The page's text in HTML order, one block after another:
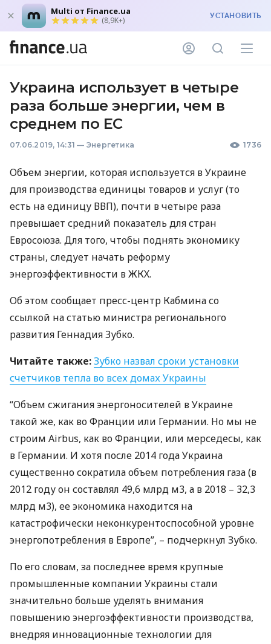
Multi от Finance.ua
(8,9K+) УСТАНОВИТЬ
Украина использует в четыре
раза больше энергии, чем в
среднем по ЕС
07.06.2019, 14:31 — Энергетика 1736
Объем энергии, которая используется в Украине
для производства единицы товаров и услуг (то
есть на единицу ВВП), почти в четыре раза
превышает средний показатель для стран
Евросоюза. Для того, чтобы поднять экономику
страны, следует начать реформу
энергоэффективности вЖКХ.
Об этом сообщает пресс-центр Кабмина со
ссылкой на статью министра регионального
развития Геннадия Зубко.
Читайте также:Зубко назвал сроки установки
счетчиков тепла во всех домах Украины
“Объем сжигания энергоносителей в Украине
такой же, как во Франции или Германии. Но мы не
строим Airbus, как во Франции, или мерседесы, как
в Германии. И хотя после 2014 года Украина
существенно сократила объем потребления газа (в
2012 году он составлял 49,6 млрд м3, а в 2018 – 32,3
млрд м3), ее экономика находится на
катастрофически неконкурентоспособной уровне
энергопотребления в Европе”, – подчеркнул Зубко.
По его словам, за последнее время крупные
промышленные компании Украины стали
значительно больше уделять внимания
повышению энергоэффективности производства,
внедряя инновационные технологии для